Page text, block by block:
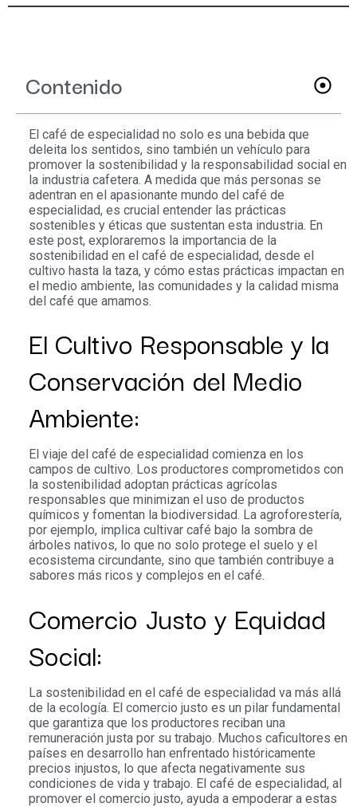
Contenido
El café de especialidad no solo es una bebida que
deleita los sentidos, sino también un vehículo para
promover la sostenibilidad y la responsabilidad social en
la industria cafetera. A medida que más personas se
adentran en el apasionante mundo del café de
especialidad, es crucial entender las prácticas
sostenibles y éticas que sustentan esta industria. En
este post, exploraremos la importancia de la
sostenibilidad en el café de especialidad, desde el
cultivo hasta la taza, y cómo estas prácticas impactan en
el medio ambiente, las comunidades y la calidad misma
del café que amamos.
El Cultivo Responsable y la
Conservación del Medio
Ambiente:
El viaje del café de especialidad comienza en los
campos de cultivo. Los productores comprometidos con
la sostenibilidad adoptan prácticas agrícolas
responsables que minimizan el uso de productos
químicos y fomentan la biodiversidad. La agroforestería,
por ejemplo, implica cultivar café bajo la sombra de
árboles nativos, lo que no solo protege el suelo y el
ecosistema circundante, sino que también contribuye a
sabores más ricos y complejos en el café.
Comercio Justo y Equidad
Social:
La sostenibilidad en el café de especialidad va más allá
de la ecología. El comercio justo es un pilar fundamental
que garantiza que los productores reciban una
remuneración justa por su trabajo. Muchos caficultores en
países en desarrollo han enfrentado históricamente
precios injustos, lo que afecta negativamente sus
condiciones de vida y trabajo. El café de especialidad, al
promover el comercio justo, ayuda a empoderar a estas